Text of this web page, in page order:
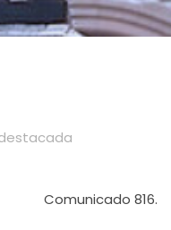
Comunicado 816.